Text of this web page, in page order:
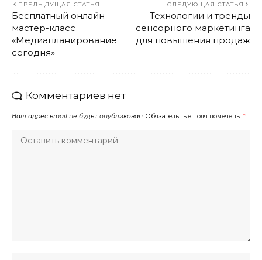
ПРЕДЫДУЩАЯ СТАТЬЯ
Бесплатный онлайн
мастер-класс
«Медиапланирование
сегодня»
СЛЕДУЮЩАЯ СТАТЬЯ
Технологии и тренды
сенсорного маркетинга
для повышения продаж
Комментариев нет
Ваш адрес email не будет опубликован. Обязательные поля помечены *